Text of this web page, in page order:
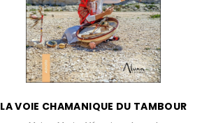
LA VOIE CHAMANIQUE DU TAMBOUR